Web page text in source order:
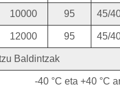
10000 95 45/
12000 95 45/
Baldintzak
-40 °C eta +40 °C